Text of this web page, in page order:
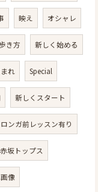
映え オシャレ
き方 新しく始める
れ Special
新しくスタート
ロンガ前レッスン有り
赤坂トップス
像